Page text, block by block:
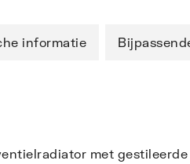
informatie
met